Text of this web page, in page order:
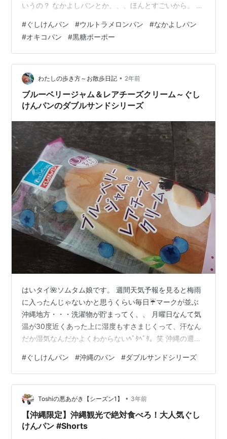
いうの？ なかよしパンとか、、、ほんとすごいから。 さ
けんパン】ウルトラメロンパンを食べてみた 【ぐしけん
パン】ウルトラメロンパンを食べてみた （今回も割引シ
ール20％に惹かれて）買って食べてみたのはこちらのパ
ン。 沖縄ローカル企業のぐしけんパンから出ているロン
グセラー商品（？） その名も、『ウルトラメロンパン チ
ョコ』 『Jr』っ…
#ぐしけんパン #ウルトラメロンパン #なかよしパン
#オキコパン #黒糖ポーポー
わたしの歩き方～お散歩日記 • 2年前
ブルーベリージャム＆レアチーズクリーム～ぐし
けんパンのダブルサンドシリーズ
はいタイ🌺ソムタム娘です。 週間天気予報を見ると梅雨
に入ったんじゃないかと思うくらい毎日☔マークが並ぶ
沖縄地方・・・洗濯物が貯まってく、、 月曜日なんて気
温が30度近くあった上に湿度もすさまじくって、汗なん
だか湿気なんだかよくわからないﾍﾞﾀﾍﾞﾀ。笑 沖縄の週間
つい気になる週末のGWの天気。 今のところ雨予報だけ
ど予報が変わってくれることを祈る！ さて今日は久々の
沖縄のパンネタシリーズ。 本日紹介するのは、3月末に
バスツアーに参加した日の朝ごはんに食べた、「ぐしけ
んパン」から発売されているブルーベリージャム＆レア
チーズクリーム。 「ぐしけんパ…
#ぐしけんパン #沖縄のパン #ダブルサンドシリーズ
Toshiの悪あがき【シーズン1】 • 3年前
【沖縄限定】沖縄観光で絶対食べろ！大人気ぐし
けんパン #Shorts